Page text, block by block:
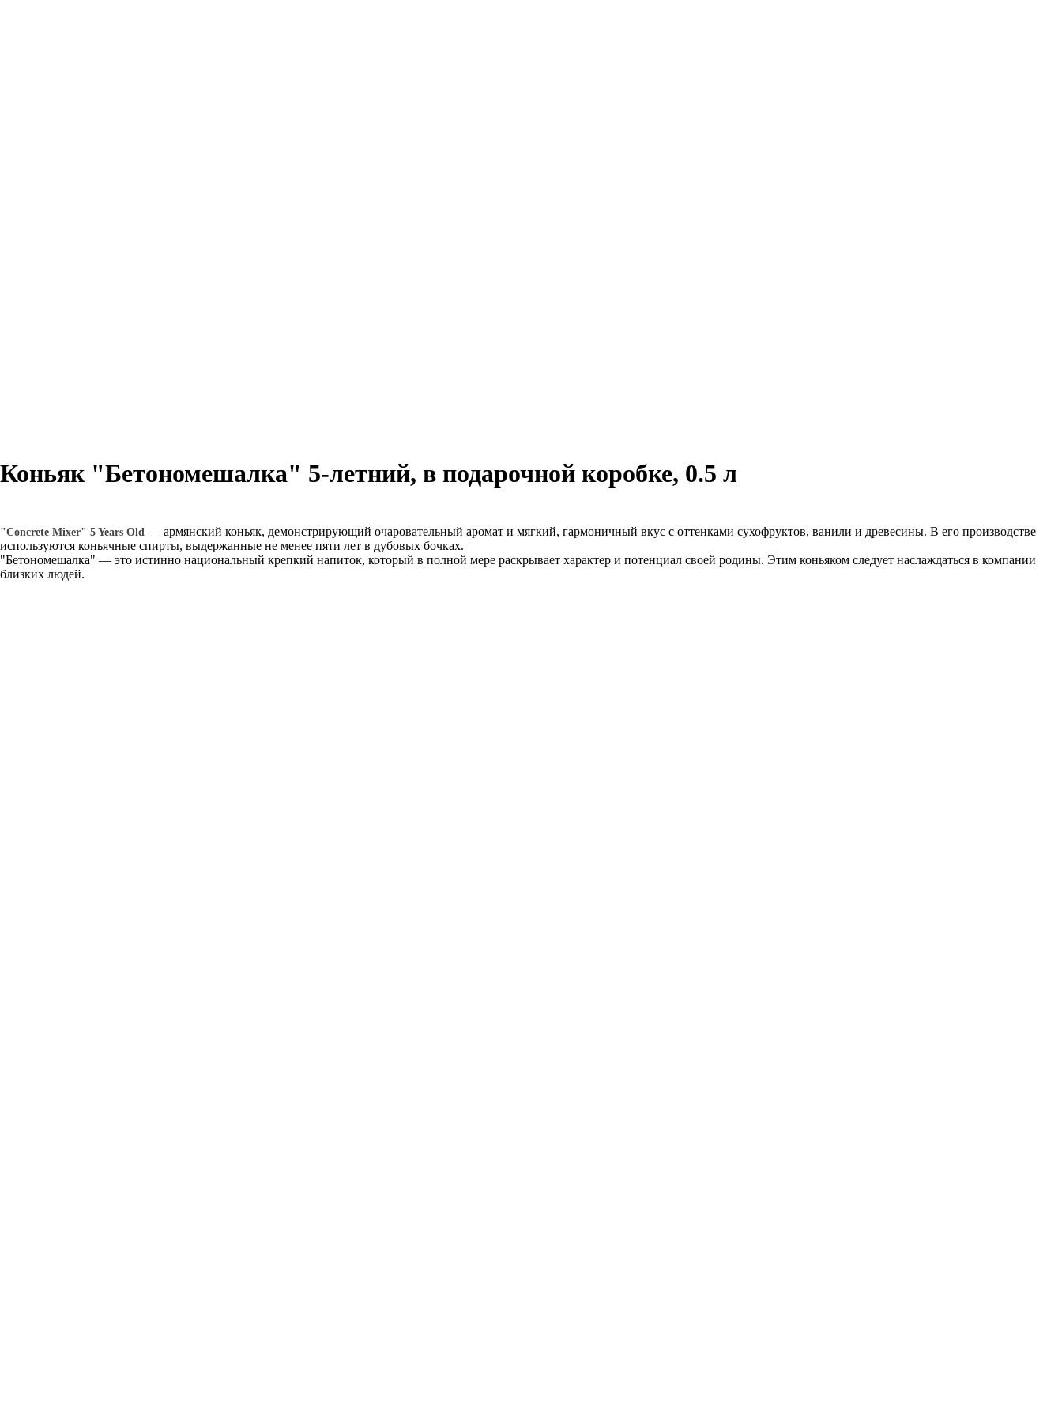
Коньяк "Бетономешалка" 5-летний, в подарочной коробке, 0.5 л
"Concrete Mixer" 5 Years Old — армянский коньяк, демонстрирующий очаровательный аромат и мягкий, гармоничный вкус с оттенками сухофруктов, ванили и древесины. В его производстве
используются коньячные спирты, выдержанные не менее пяти лет в дубовых бочках.
"Бетономешалка" — это истинно национальный крепкий напиток, который в полной мере раскрывает характер и потенциал своей родины. Этим коньяком следует наслаждаться в компании
близких людей.